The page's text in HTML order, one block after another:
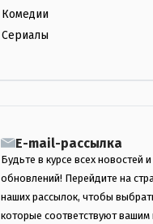
Комедии
Сериалы
E-mail-рассылка
Будьте в курсе всех новостей и
обновлений! Перейдите на
наших рассылок, чтобы
которые соответствуют вашим